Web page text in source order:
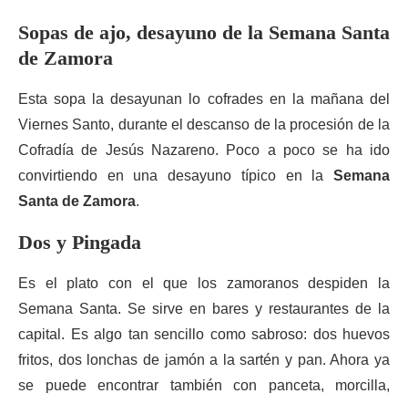
Sopas de ajo, desayuno de la Semana Santa
de Zamora
Esta sopa la desayunan lo cofrades en la mañana del
Viernes Santo, durante el descanso de la procesión de la
Cofradía de Jesús Nazareno. Poco a poco se ha ido
convirtiendo en una desayuno típico en la Semana
Santa de Zamora.
Dos y Pingada
Es el plato con el que los zamoranos despiden la
Semana Santa. Se sirve en bares y restaurantes de la
capital. Es algo tan sencillo como sabroso: dos huevos
fritos, dos lonchas de jamón a la sartén y pan. Ahora ya
se puede encontrar también con panceta, morcilla,